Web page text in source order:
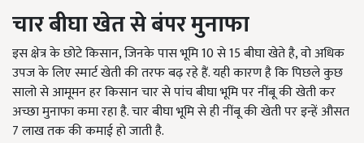
चार बीघा खेत से बंपर मुनाफा
इस क्षेत्र के छोटे किसान, जिनके पास भूमि 10 से 15 बीघा खेते है, वो अधिक
उपज के लिए स्मार्ट खेती की तरफ बढ़ रहे हैं. यही कारण है कि पिछले कुछ
सालो से आमूमन हर किसान चार से पांच बीघा भूमि पर नींबू की खेती कर
अच्छा मुनाफा कमा रहा है. चार बीघा भूमि से ही नींबू की खेती पर इन्हें औसत
7 लाख तक की कमाई हो जाती है.